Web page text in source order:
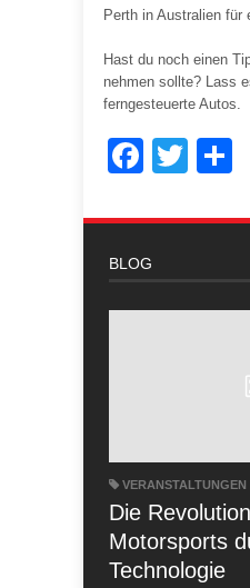
Perth in Australien für
Hast du noch einen
nehmen sollte? Lass
ferngesteuerte Autos.
BLOG
VERANSTALTUNGEN
Die
Motorsports
Technologie